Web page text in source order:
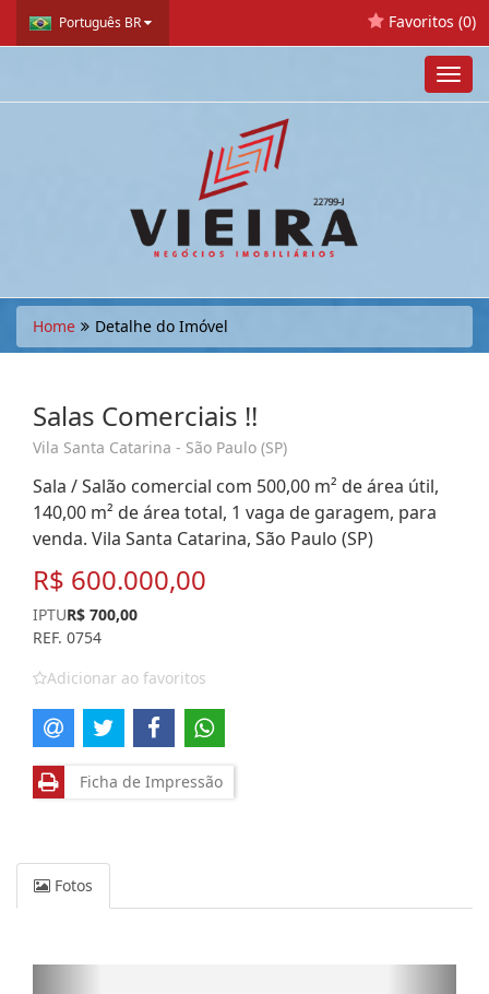
Português BR Favoritos (0)
Home Detalhe do Imóvel
Salas Comerciais !!
Vila Santa Catarina - São Paulo (SP)
Sala / Salão comercial com 500,00 m² de área útil,
140,00 m² de área total, 1 vaga de garagem, para
venda. Vila Santa Catarina, São Paulo (SP)
R$ 600.000,00
IPTUR$ 700,00
REF. 0754
Adicionar ao favoritos
Ficha de Impressão
Fotos